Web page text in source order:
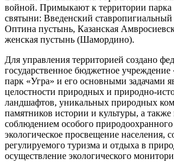
войной. Примыкают к территории парка
святыни: Введенский
Оптина пустынь, Казанская
женская пустынь (Шамордино).
Для управления территорией создано
государственное бюджетное
парк «Угра» и его основными задачами
целостности природных и природно-
ландшафтов, уникальных природных
памятников истории и культуры, а также
соблюдением особого
экологическое просвещение населения,
регулируемого туризма и отдыха в
осуществление экологического